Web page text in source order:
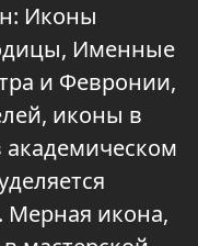
Иконы
Именные
и Февронии,
иконы в
икона,